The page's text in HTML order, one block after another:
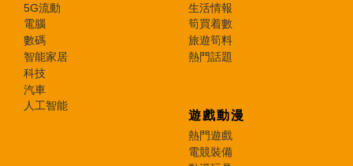
5G流動
電腦
數碼
智能家居
科技
汽車
人工智能
生活情報
筍買着數
旅遊筍料
熱門話題
遊戲動漫
熱門遊戲
電競裝備